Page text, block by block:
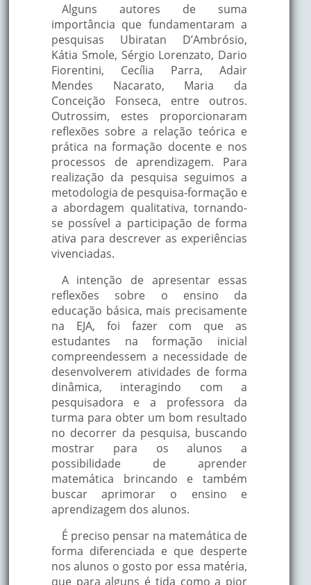
Alguns autores de suma
importância que fundamentaram a
pesquisas Ubiratan D’Ambrósio,
Kátia Smole, Sérgio Lorenzato, Dario
Fiorentini, Cecília Parra, Adair
Mendes Nacarato, Maria da
Conceição Fonseca, entre outros.
Outrossim, estes proporcionaram
reflexões sobre a relação teórica e
prática na formação docente e nos
processos de aprendizagem. Para
realização da pesquisa seguimos a
metodologia de pesquisa-formação e
a abordagem qualitativa, tornando-
se possível a participação de forma
ativa para descrever as experiências
vivenciadas.
A intenção de apresentar essas
reflexões sobre o ensino da
educação básica, mais precisamente
na EJA, foi fazer com que as
estudantes na formação inicial
compreendessem a necessidade de
desenvolverem atividades de forma
dinâmica, interagindo com a
pesquisadora e a professora da
turma para obter um bom resultado
no decorrer da pesquisa, buscando
mostrar para os alunos a
possibilidade de aprender
matemática brincando e também
buscar aprimorar o ensino e
aprendizagem dos alunos.
É preciso pensar na matemática de
forma diferenciada e que desperte
nos alunos o gosto por essa matéria,
que para alguns é tida como a pior